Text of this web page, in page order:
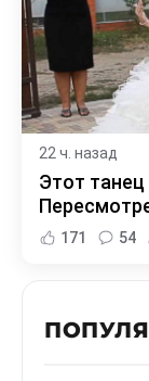
22 ч. назад
Этот
171 54